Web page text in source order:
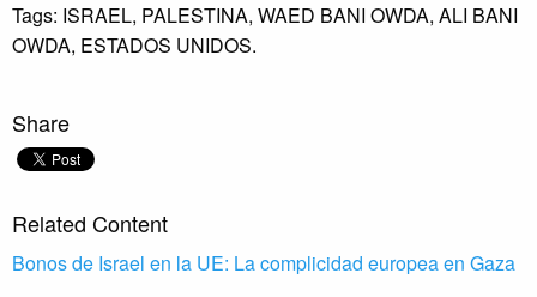
Tags: ISRAEL, PALESTINA, WAED BANI OWDA, ALI BANI
OWDA, ESTADOS UNIDOS.
Share
Related Content
Bonos de Israel en la UE: La complicidad europea en Gaza